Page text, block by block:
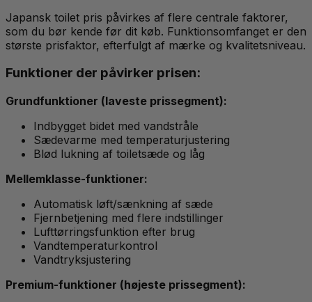
Japansk toilet pris påvirkes af flere centrale faktorer,
som du bør kende før dit køb. Funktionsomfanget er den
største prisfaktor, efterfulgt af mærke og kvalitetsniveau.
Funktioner der påvirker prisen:
Grundfunktioner (laveste prissegment):
Indbygget bidet med vandstråle
Sædevarme med temperaturjustering
Blød lukning af toiletsæde og låg
Mellemklasse-funktioner:
Automatisk løft/sænkning af sæde
Fjernbetjening med flere indstillinger
Lufttørringsfunktion efter brug
Vandtemperaturkontrol
Vandtryksjustering
Premium-funktioner (højeste prissegment):